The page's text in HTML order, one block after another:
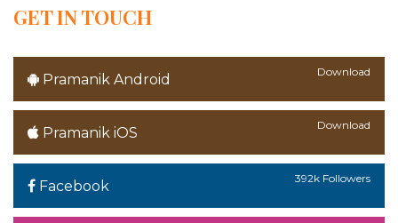
GET IN TOUCH
Pramanik Android Download
Pramanik iOS Download
Facebook 392k Followers